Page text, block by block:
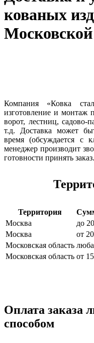
кованых
Компания «Ковка
изготовление и монтаж
ворот, лестниц, садово-
т.д. Доставка может
время (обсуждается с
менеджер производит
готовности принять заказ.
Территория
Москва
до
Москва
от
Московская область
Московская область от
Оплата заказа
способом